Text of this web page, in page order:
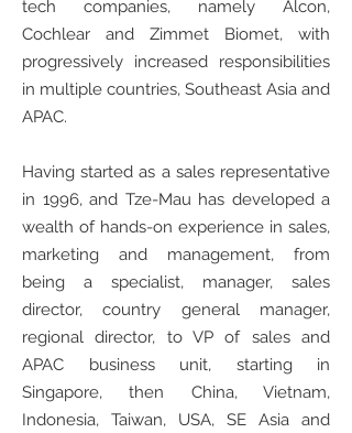
tech companies, namely Alcon,
Cochlear and Zimmet Biomet, with
progressively increased responsibilities
in multiple countries, Southeast Asia and
APAC.
Having started as a sales representative
in 1996, and Tze-Mau has developed a
wealth of hands-on experience in sales,
marketing and management, from
being a specialist, manager, sales
director, country general manager,
regional director, to VP of sales and
APAC business unit, starting in
Singapore, then China, Vietnam,
Indonesia, Taiwan, USA, SE Asia and